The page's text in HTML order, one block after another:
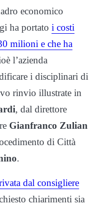
economico
ha portato i costi
milioni e che ha
l’azienda
i disciplinari di
rinvio illustrate in
, dal direttore
Gianfranco Zulian
di Città
.
dal consigliere
chiarimenti sia